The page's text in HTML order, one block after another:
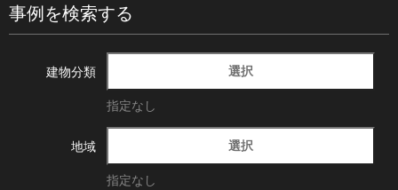
事例を検索する
建物分類 選択
指定なし
地域 選択
指定なし